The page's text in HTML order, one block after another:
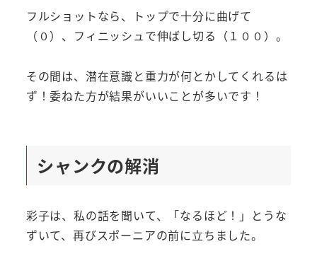
フルショットなら、トップで十分に曲げて
（０）、フィニッシュで伸ばし切る（１００）。
その間は、潜在意識と重力が何とかしてくれるは
ず！委ねた方が結果がいいことが多いです！
シャンクの解消
彩子は、私の話を聞いて、「なるほど！」とうな
ずいて、再びスポーニアの前に立ちました。